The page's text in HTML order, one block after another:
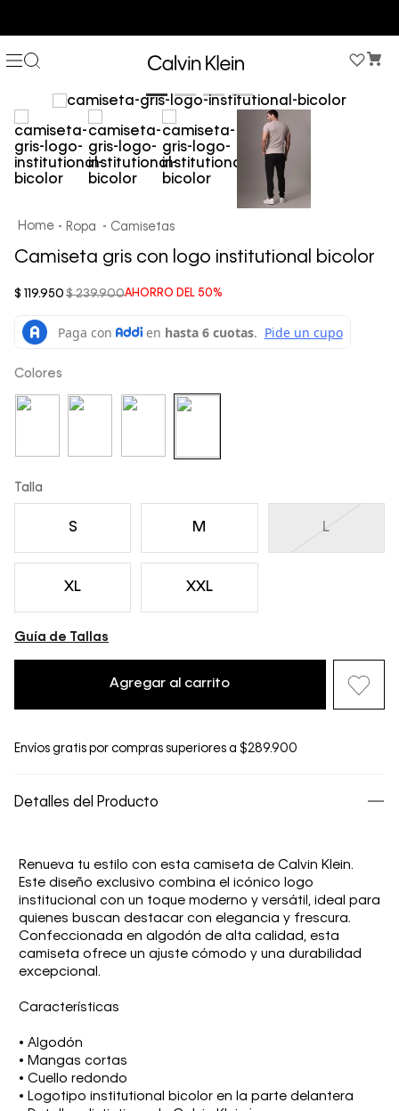
Ropa Camisetas
Camiseta gris con logo institutional bicolor
AHORRO DEL 50%
$ 239.900
$ 119.950
Colores
Talla
S M L
XL XXL
Guía de Tallas
Agregar al carrito
Envíos gratis por compras superiores a $289.900
Detalles del Producto
Renueva tu estilo con esta camiseta de Calvin Klein.
Este diseño exclusivo combina el icónico logo
institucional con un toque moderno y versátil, ideal para
quienes buscan destacar con elegancia y frescura.
Confeccionada en algodón de alta calidad, esta
camiseta ofrece un ajuste cómodo y una durabilidad
excepcional.
Características
• Algodón
• Mangas cortas
• Cuello redondo
• Logotipo institutional bicolor en la parte delantera